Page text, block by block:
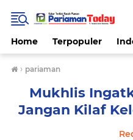
Home Terpopuler
› pariaman
Mukhlis
Jangan Kilaf